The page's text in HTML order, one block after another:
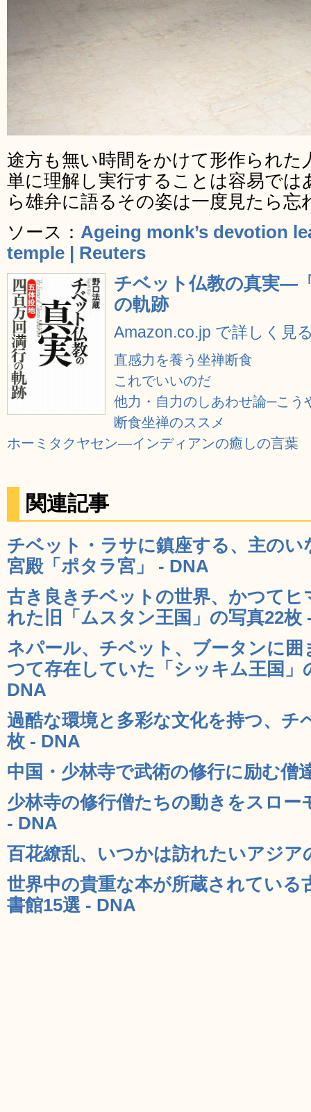
途方も無い時間をかけて形作られた
単に理解し実行することは容易では
ら雄弁に語るその姿は一度見たら
ソース： Ageing monk’s devotion
temple | Reuters
チベット仏教の真実―
の軌跡
Amazon.co.jp で詳しく見
直感力を養う坐禅断食
これでいいのだ
他力・自力のしあわせ論─こう
断食坐禅のススメ
ホーミタクヤセン―インディアンの癒しの言葉
関連記事
チベット・ラサに鎮座する、主の
宮殿「ポタラ宮」 - DNA
古き良きチベットの世界、かつてヒ
れた旧「ムスタン王国」の写真22枚
ネパール、チベット、ブータンに
つて存在していた「シッキム王国」
DNA
過酷な環境と多彩な文化を持つ、チ
枚 - DNA
中国・少林寺で武術の修行に励む僧
少林寺の修行僧たちの動きをスロー
- DNA
百花繚乱、いつかは訪れたいアジア
世界中の貴重な本が所蔵されている
書館15選 - DNA